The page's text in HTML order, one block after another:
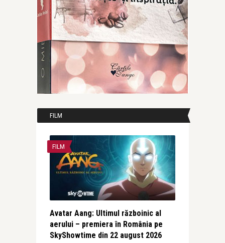
FILM
FILM
Avatar Aang: Ultimul războinic al
aerului – premiera în România pe
SkyShowtime din 22 august 2026